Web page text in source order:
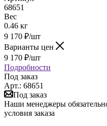
68651
Вес
0.46 кг
9 170 ₽/шт
Варианты цен
9 170 ₽/шт
Подробности
Под заказ
Арт.: 68651
Под заказ
Наши менеджеры
условия заказа